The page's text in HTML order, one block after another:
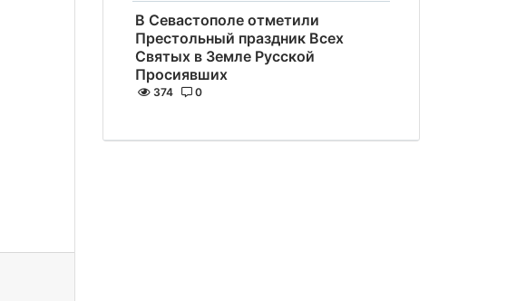
В Севастополе отметили
Престольный праздник Всех
Святых в Земле Русской
Просиявших
374 0